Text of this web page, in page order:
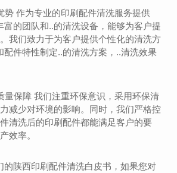
势 作为专业的印刷配件清洗服务提供
富的团队和..的清洗设备，能够为客户提
我们致力于为客户提供个性化的清洗方
配件特性制定..的清洗方案，..清洗效果
量保障 我们注重环保意识，采用环保清
减少对环境的影响。同时，我们严格控
清洗后的印刷配件都能满足客户的要
效率。
的陕西印刷配件清洗白皮书，如果您对